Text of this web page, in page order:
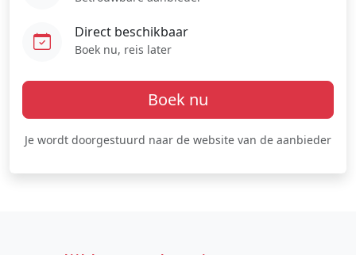
Direct beschikbaar
Boek nu, reis later
Boek nu
Je wordt doorgestuurd naar de website van de aanbieder